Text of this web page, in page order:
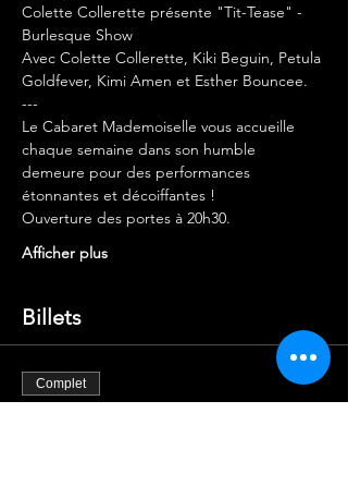
Colette Collerette présente "Tit-Tease" -
Burlesque Show
Avec Colette Collerette, Kiki Beguin, Petula
Goldfever, Kimi Amen et Esther Bouncee.
---
Le Cabaret Mademoiselle vous accueille
chaque semaine dans son humble
demeure pour des performances
étonnantes et décoiffantes !
Ouverture des portes à 20h30.
Afficher plus
Billets
Complet